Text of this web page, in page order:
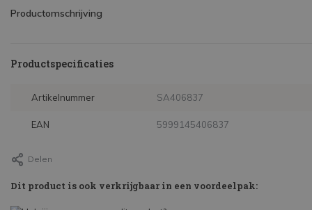
Productomschrijving
Productspecificaties
Artikelnummer SA406837
EAN 5999145406837
Delen
Dit product is ook verkrijgbaar in een voordeelpak: